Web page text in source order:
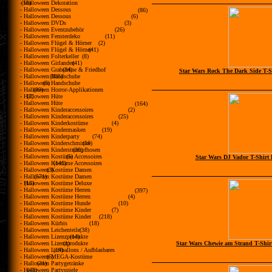
- Halloween Dekoration
(58)
- Halloween Dessous
(86)
- Halloween Dessous
(6)
- Halloween DVDs
(3)
- Halloween Eventzubehör
(26)
- Halloween Fensterdeko
(11)
- Halloween Flügel & Hörner
(2)
- Halloween Flügel & Hörner(41)
- Halloween Folterkeller (8)
- Halloween Girlanden(41)
- Halloween Grabsteine & Friedhof
(34)
- Halloween Handschuhe
(105)
- Halloween Handschuhe
(5)
- Halloween Horror-Applikationen
(89)
- Halloween Hüte
(7)
- Halloween Hüte
(164)
- Halloween Kinderaccessoires
(2)
- Halloween Kinderaccessoires
(25)
- Halloween Kinderkostüme
(4)
- Halloween Kindermasken
(19)
- Halloween Kinderparty
(74)
- Halloween Kinderschminke
(16)
- Halloween Kinderstrumpfhosen
(30)
- Halloween Kostüme Accessoires
(5)
- Halloween Kostüme Accessoires
(141)
- Halloween Kostüme Damen
(3)
- Halloween Kostüme Damen
(571)
- Halloween Kostüme Deluxe
(15)
- Halloween Kostüme Herren
(397)
- Halloween Kostüme Herren
(4)
- Halloween Kostüme Hunde
(10)
- Halloween Kostüme Kinder
(7)
- Halloween Kostüme Kinder
(218)
- Halloween Kürbis
(18)
- Halloween Leichenteile(38)
- Halloween Lizenzprodukte
(14)
- Halloween Lizenzprodukte
(1)
- Halloween Luftballons / Aufblasbares
(14)
- Halloween MEGA-Kostüme
(6)
- Halloween Partygetränke
(31)
- Halloween Partyspiele
(48)
Star Wars Rock The Dark Side T-
Star Wars DJ Vador T-Shirt
Star Wars Chewie am Strand T-